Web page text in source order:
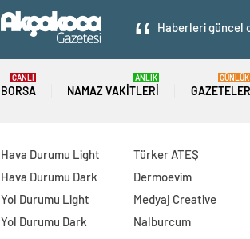
Haberleri güncel
BORSA
CANLI
NAMAZ VAKITLERI
ANLIK
GAZETELER
GÜNLÜK
Hava Durumu Light
Hava Durumu Dark
Yol Durumu Light
Yol Durumu Dark
Türker ATEŞ
Dermoevim
Medyaj Creative
Nalburcum